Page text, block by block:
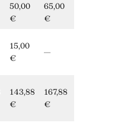
50,00
€
65,00
€
15,00
€
—
143,88
€
167,88
€